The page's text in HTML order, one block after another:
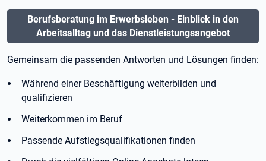
Berufsberatung im Erwerbsleben - Einblick in den
Arbeitsalltag und das Dienstleistungsangebot
Gemeinsam die passenden Antworten und Lösungen finden:
Während einer Beschäftigung weiterbilden und
qualifizieren
Weiterkommen im Beruf
Passende Aufstiegsqualifikationen finden